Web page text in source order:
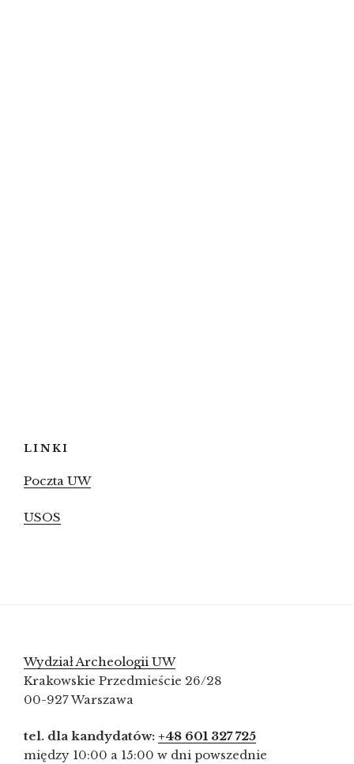
LINKI
Poczta UW
USOS
Wydział Archeologii UW
Krakowskie Przedmieście 26/28
00-927 Warszawa
tel. dla kandydatów: +48 601 327 725
między 10:00 a 15:00 w dni powszednie